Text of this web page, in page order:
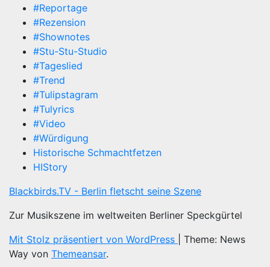
#Reportage
#Rezension
#Shownotes
#Stu-Stu-Studio
#Tageslied
#Trend
#Tulipstagram
#Tulyrics
#Video
#Würdigung
Historische Schmachtfetzen
HIStory
Blackbirds.TV - Berlin fletscht seine Szene
Zur Musikszene im weltweiten Berliner Speckgürtel
Mit Stolz präsentiert von WordPress
Theme: News
Way von Themeansar.